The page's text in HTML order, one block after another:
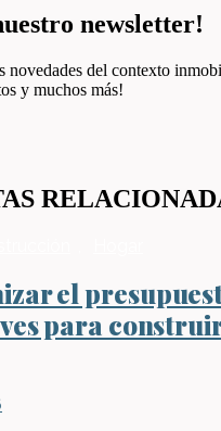
newsletter!
novedades del contexto
y muchos más!
el
para